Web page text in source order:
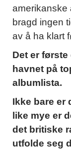
amerikanske
bragd ingen
av å ha klart
Det er
havnet på
albumlista.
Ikke bare er
like mye er
det britiske
utfolde seg